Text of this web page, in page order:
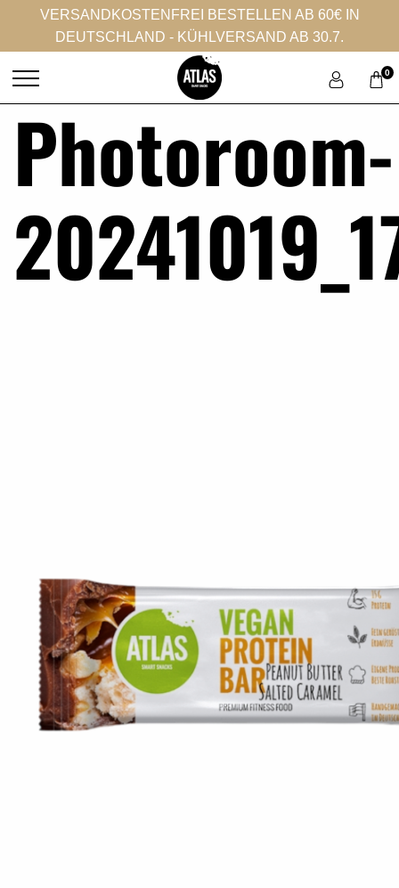
VERSANDKOSTENFREI BESTELLEN AB 60€ IN
DEUTSCHLAND - KÜHLVERSAND AB 30.7.
0
Photoroom-